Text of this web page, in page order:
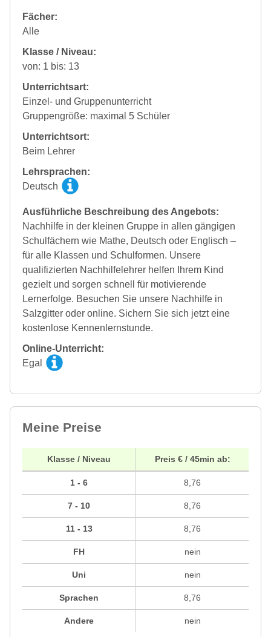
Fächer:
Alle
Klasse / Niveau:
von: 1 bis: 13
Unterrichtsart:
Einzel- und Gruppenunterricht
Gruppengröße: maximal 5 Schüler
Unterrichtsort:
Beim Lehrer
Lehrsprachen:
Deutsch
Ausführliche Beschreibung des Angebots:
Nachhilfe in der kleinen Gruppe in allen gängigen
Schulfächern wie Mathe, Deutsch oder Englisch –
für alle Klassen und Schulformen. Unsere
qualifizierten Nachhilfelehrer helfen Ihrem Kind
gezielt und sorgen schnell für motivierende
Lernerfolge. Besuchen Sie unsere Nachhilfe in
Salzgitter oder online. Sichern Sie sich jetzt eine
kostenlose Kennenlernstunde.
Online-Unterricht:
Egal
Meine Preise
Klasse / Niveau
1 - 6
7 - 10
11 - 13
FH
Uni
Sprachen
Andere
Preis € / 45min ab:
8,76
8,76
8,76
nein
nein
8,76
nein